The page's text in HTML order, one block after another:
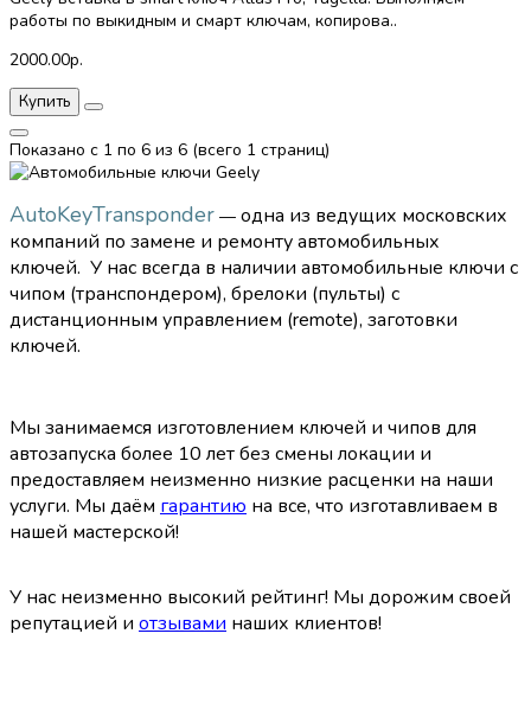
работы по выкидным и смарт ключам, копирова..
2000.00р.
Купить
Показано с 1 по 6 из 6 (всего 1 страниц)
AutoKeyTransponder — одна из ведущих московских
компаний по замене и ремонту автомобильных
ключей. У нас всегда в наличии автомобильные ключи с
чипом (транспондером), брелоки (пульты) с
дистанционным управлением (remote), заготовки
ключей.
Мы занимаемся изготовлением ключей и чипов для
автозапуска более 10 лет без смены локации и
предоставляем неизменно низкие расценки на наши
услуги. Мы даём гарантию на все, что изготавливаем в
нашей мастерской!
У нас неизменно высокий рейтинг! Мы дорожим своей
репутацией и отзывами наших клиентов!